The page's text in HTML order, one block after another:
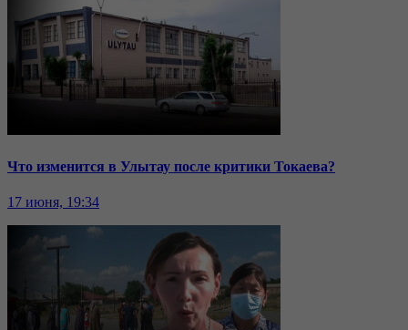
Что изменится в Улытау после критики Токаева?
17 июня, 19:34